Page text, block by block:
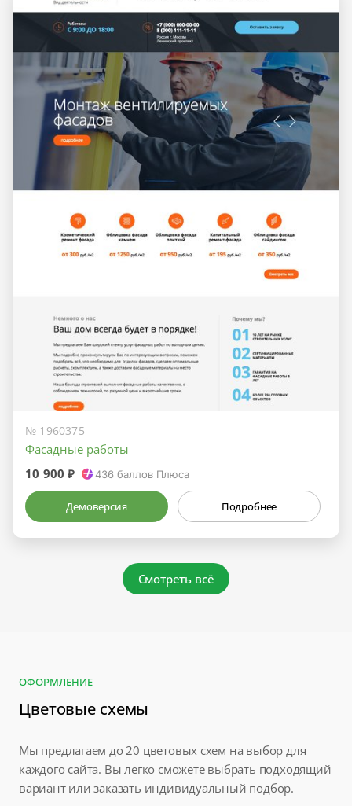
№ 1960375
Фасадные работы
10 900 ₽
436баллов Плюса
Демоверсия Подробнее
Смотреть всё
ОФОРМЛЕНИЕ
Цветовые схемы
Мы предлагаем до 20 цветовых схем на выбор для
каждого сайта. Вы легко сможете выбрать подходящий
вариант или заказать индивидуальный подбор.